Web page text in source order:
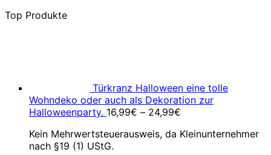
Top Produkte
Türkranz Halloween eine tolle
Wohndeko oder auch als Dekoration zur
Halloweenparty. 16,99€ – 24,99€
Kein Mehrwertsteuerausweis, da Kleinunternehmer
nach §19 (1) UStG.